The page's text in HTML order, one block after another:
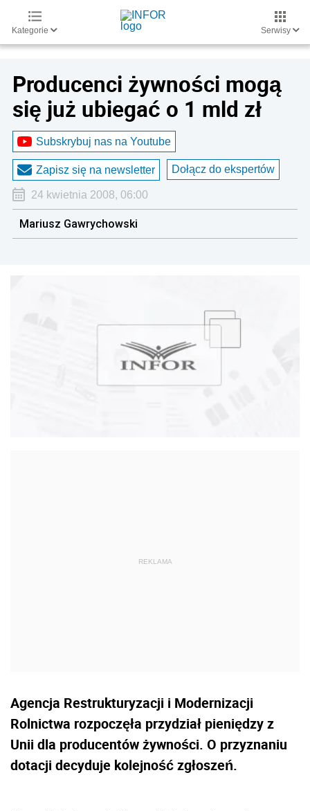
Kategorie Serwisy
Producenci żywności mogą
się już ubiegać o 1 mld zł
Subskrybuj nas na Youtube
Zapisz się na newsletter Dołącz do ekspertów
24 kwietnia 2008, 06:00
Mariusz Gawrychowski
Agencja Restrukturyzacji i Modernizacji
Rolnictwa rozpoczęła przydział pieniędzy z
Unii dla producentów żywności. O przyznaniu
dotacji decyduje kolejność zgłoszeń.